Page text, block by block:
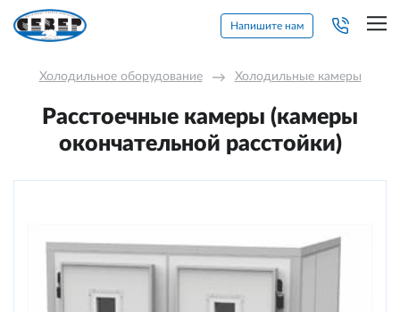
Напишите нам
Холодильное оборудование → Холодильные камеры
Расстоечные камеры (камеры
окончательной расстойки)